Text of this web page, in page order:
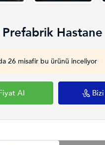
Prefabrik Hastane
26 misafir bu ürünü inceliyor
Al